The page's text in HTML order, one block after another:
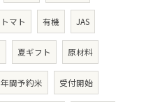
トマト 有機 JAS
夏ギフト 原材料
年間予約米 受付開始